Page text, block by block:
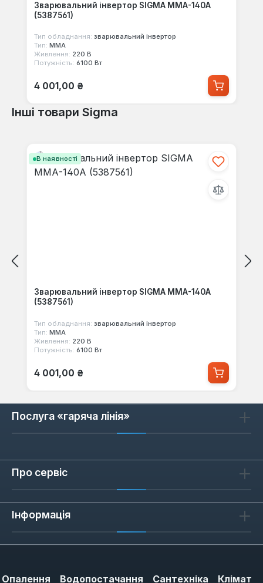
Зварювальний інвертор SIGMA ММА-140А
(5387561)
Тип обладнання: зварювальний інвертор
Тип: MMA
Живлення: 220 В
Потужність: 6100 Вт
Звичайна ціна:
4 001,00 ₴
Інші товари Sigma
В наявності
Зварювальний інвертор SIGMA ММА-140А
(5387561)
Тип обладнання: зварювальний інвертор
Тип: MMA
Живлення: 220 В
Потужність: 6100 Вт
Звичайна ціна:
4 001,00 ₴
Послуга «гаряча лінія»
Про сервіс
Інформація
Опалення Водопостачання Сантехніка Клімат